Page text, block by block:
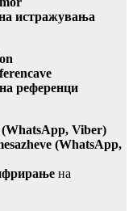
истражувања
референци
(WhatsApp, Viber)
(WhatsApp,
на